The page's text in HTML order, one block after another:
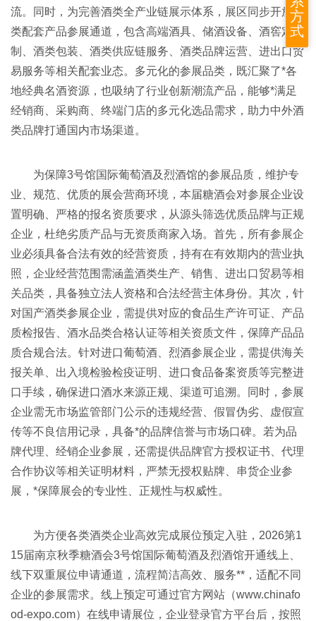
流。同时，为完善酒类全产业链展示体系，展区同步开放酒
类配套产品参展通道，包含高端酒具、储酒设备、酒窖定
制、酒类包装、酒类供应链服务、酒类品牌运营、进出口贸
易服务等相关配套业态。多元化的参展品类，既汇聚了*各
地经典名酒资源，也吸纳了行业创新潮流产品，能够*满足
经销商、采购商、终端门店的多元化选品需求，助力中外酒
类品牌打通国内市场渠道。
为保障3号馆国际葡萄酒及烈酒馆的参展品质，维护专
业、规范、优质的展会营商环境，本届糖酒会对参展企业设
置明确、严格的报名资质要求，从源头筛选优质品牌与正规
企业，杜绝劣质产品与无资质商家入场。首先，所有参展企
业必须具备合法有效的经营资质，持有在有效期内的营业执
照，企业经营范围需涵盖酒类生产、销售、进出口贸易等相
关品类，具备独立法人资格和合法经营主体身份。其次，针
对国产酒类参展企业，需提供对应的食品生产许可证、产品
质检报告、酒水品类合格认证等相关资质文件，保障产品品
质合规合法。针对进口葡萄酒、烈酒参展企业，需提供海关
报关单、出入境检验检疫证明、进口食品备案资质等完整进
口手续，确保进口酒水来源正规、渠道可追溯。同时，参展
企业需无市场监管部门公示的违规经营、假冒伪劣、虚假宣
传等不良信用记录，具备*的品牌信誉与市场口碑。若为品
牌代理、经销企业参展，还需提供品牌官方授权证书、代理
合作协议等相关证明材料，严禁无授权贴牌、串货企业参
展，*保障展会的专业性、正规性与权威性。
为方便各类酒类企业高效完成展位预定入驻，2026第1
15届南京秋季糖酒会3号馆国际葡萄酒及烈酒馆开通线上、
线下双重展位申请通道，流程简洁高效、服务**，适配不同
企业的参展需求。线上预定可通过官方网站（www.chinafo
od-expo.com）在线申请展位，企业登录官方平台后，按照
方
式